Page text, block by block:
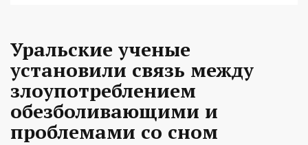
Уральские ученые
установили связь между
злоупотреблением
обезболивающими и
проблемами со сном